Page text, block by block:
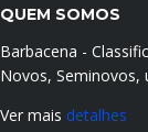
QUEM SOMOS
Barbacena -
Novos, Seminovos,
Ver mais detalhes